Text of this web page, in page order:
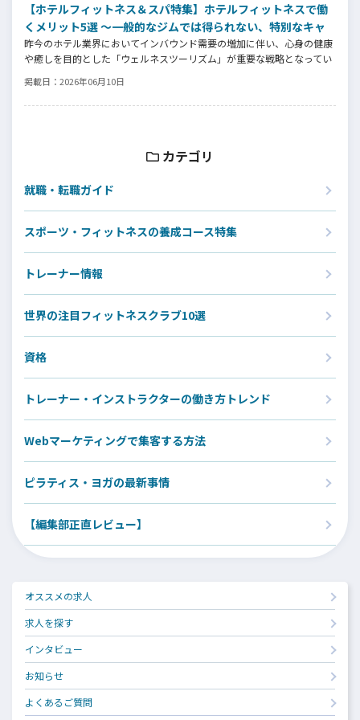
【ホテルフィットネス＆スパ特集】ホテルフィットネスで働
くメリット5選 ～一般的なジムでは得られない、特別なキャ
リア価値とは～
昨今のホテル業界においてインバウンド需要の増加に伴い、心身の健康
や癒しを目的とした「ウェルネスツーリズム」が重要な戦略となってい
ー、ピラティス指導者、ストレッチトレーナー、コンディショニングコ
ーチ、ボクシングトレーナーなどの専門スキルを持つ人材がホテル業界
掲載日： 2026年06月10日
カテゴリ
就職・転職ガイド
スポーツ・フィットネスの養成コース特集
トレーナー情報
世界の注目フィットネスクラブ10選
資格
トレーナー・インストラクターの働き方トレンド
Webマーケティングで集客する方法
ピラティス・ヨガの最新事情
【編集部正直レビュー】
オススメの求人
求人を探す
インタビュー
お知らせ
よくあるご質問